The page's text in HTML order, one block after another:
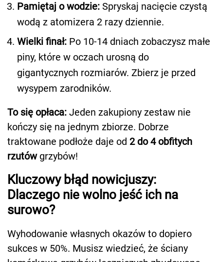
Pamiętaj o wodzie: Spryskaj nacięcie czystą
wodą z atomizera 2 razy dziennie.
Wielki finał: Po 10-14 dniach zobaczysz małe
piny, które w oczach urosną do
gigantycznych rozmiarów. Zbierz je przed
wysypem zarodników.
To się opłaca: Jeden zakupiony zestaw nie
kończy się na jednym zbiorze. Dobrze
traktowane podłoże daje od 2 do 4 obfitych
rzutówgrzybów!
Kluczowy błąd nowicjuszy:
Dlaczego nie wolno jeść ich na
surowo?
Wyhodowanie własnych okazów to dopiero
sukces w 50%. Musisz wiedzieć, że ściany